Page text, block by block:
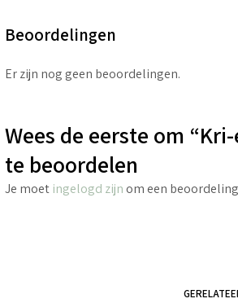
Beoordelingen
Er zijn nog geen beoordelingen.
Wees de eerste om
te beoordelen
Je moet ingelogd zijnom een